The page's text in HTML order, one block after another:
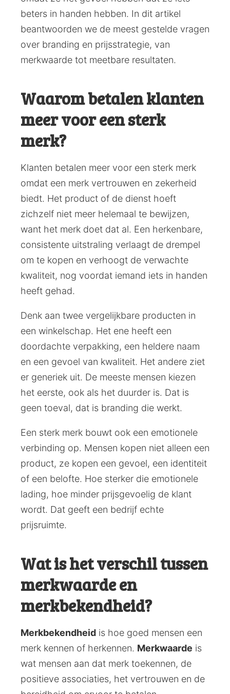
beters in handen hebben. In dit artikel
beantwoorden we de meest gestelde vragen
over branding en prijsstrategie, van
merkwaarde tot meetbare resultaten.
Waarom betalen klanten
meer voor een sterk
merk?
Klanten betalen meer voor een sterk merk
omdat een merk vertrouwen en zekerheid
biedt. Het product of de dienst hoeft
zichzelf niet meer helemaal te bewijzen,
want het merk doet dat al. Een herkenbare,
consistente uitstraling verlaagt de drempel
om te kopen en verhoogt de verwachte
kwaliteit, nog voordat iemand iets in handen
heeft gehad.
Denk aan twee vergelijkbare producten in
een winkelschap. Het ene heeft een
doordachte verpakking, een heldere naam
en een gevoel van kwaliteit. Het andere ziet
er generiek uit. De meeste mensen kiezen
het eerste, ook als het duurder is. Dat is
geen toeval, dat is branding die werkt.
Een sterk merk bouwt ook een emotionele
verbinding op. Mensen kopen niet alleen een
product, ze kopen een gevoel, een identiteit
of een belofte. Hoe sterker die emotionele
lading, hoe minder prijsgevoelig de klant
wordt. Dat geeft een bedrijf echte
prijsruimte.
Wat is het verschil tussen
merkwaarde en
merkbekendheid?
Merkbekendheid is hoe goed mensen een
merk kennen of herkennen. Merkwaarde is
wat mensen aan dat merk toekennen, de
positieve associaties, het vertrouwen en de